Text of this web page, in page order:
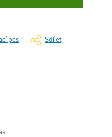
pes Sdílet